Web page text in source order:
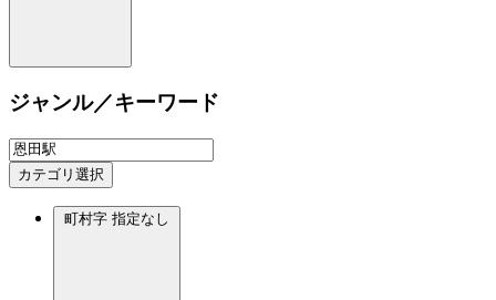
ジャンル／キーワード
カテゴリ選択
町村字 指定なし